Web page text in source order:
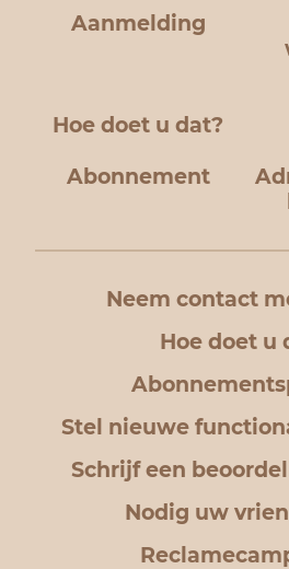
Aanmelding
Hoe doet u dat?
Abonnement
Neem contact
Hoe doet u
Stel nieuwe
Schrijf een
Nodig uw